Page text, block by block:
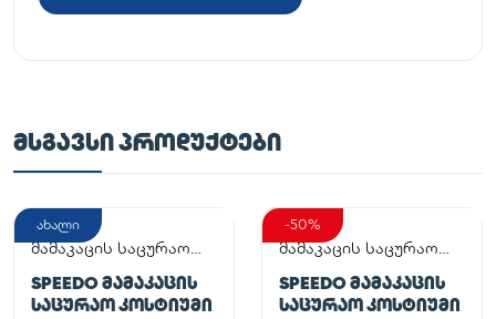
ᲛᲡᲒᲐᲕᲡᲘ ᲞᲠᲝᲓᲣᲥᲢᲔᲑᲘ
ახალი
მამაკაცის საცურაო
SPEEDO ᲛᲐᲛᲐᲙᲐᲪᲘᲡ
ᲡᲐᲪᲣᲠᲐᲝ ᲙᲝᲡᲢᲘᲣᲛᲘ
-50%
მამაკაცის საცურაო
SPEEDO ᲛᲐᲛᲐᲙᲐᲪᲘᲡ
ᲡᲐᲪᲣᲠᲐᲝ ᲙᲝᲡᲢᲘᲣᲛᲘ